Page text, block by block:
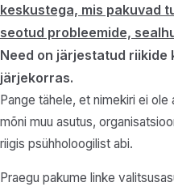
keskustega, mis pakuvad
seotud probleemide,
Need on järjestatud riikide
järjekorras.
Pange tähele, et nimekiri ei
mõni muu asutus,
riigis psühholoogilist abi.
Praegu pakume linke